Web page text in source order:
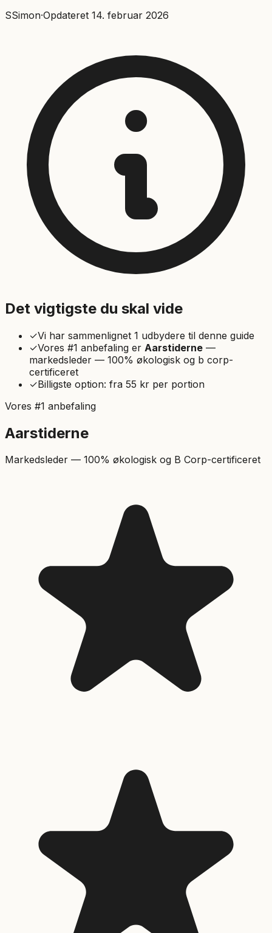
SSimon·Opdateret 14. februar 2026
Det vigtigste du skal vide
✓Vi har sammenlignet 1 udbydere til denne guide
✓Vores #1 anbefaling er Aarstiderne —
markedsleder — 100% økologisk og b corp-
certificeret
✓Billigste option: fra 55 kr per portion
Vores #1 anbefaling
Aarstiderne
Markedsleder — 100% økologisk og B Corp-certificeret